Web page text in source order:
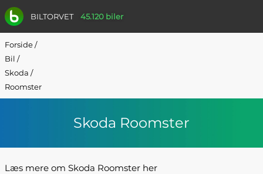
BILTORVET 45.120 biler
Forside/
Bil /
Skoda /
Roomster
Skoda Roomster
Læs mere om Skoda Roomster her